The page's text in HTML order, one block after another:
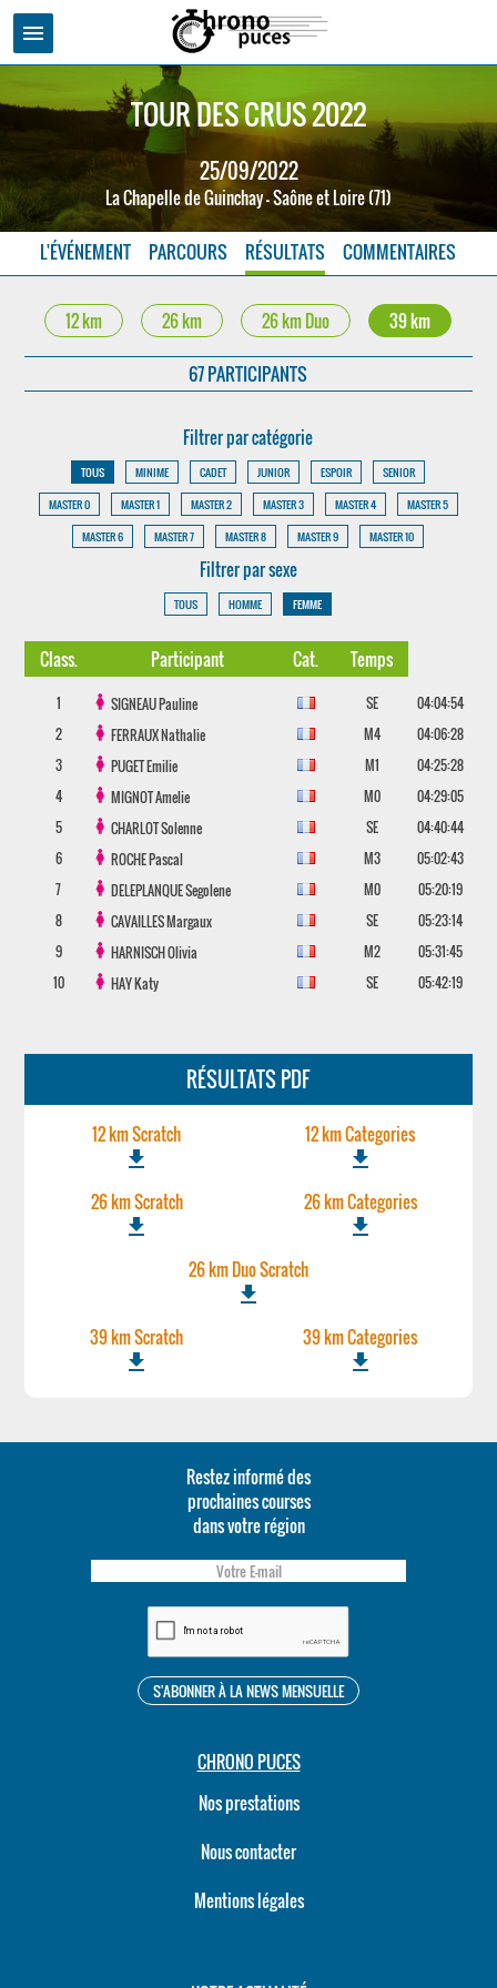
menu
TOUR DES CRUS 2022
25/09/2022
La Chapelle de Guinchay - Saône et Loire (71)
L'ÉVÉNEMENT PARCOURS RÉSULTATS COMMENTAIRES
12 km 26 km 26 km Duo 39 km
67 PARTICIPANTS
Filtrer par catégorie
TOUS MINIME CADET JUNIOR ESPOIR
SENIOR
MASTER 0
MASTER 1 MASTER 2 MASTER 3 MASTER 4
MASTER 5
MASTER 6
MASTER 7 MASTER 8 MASTER 9 MASTER 10
Filtrer par sexe
TOUS HOMME FEMME
Class. Participant Cat. Temps
1 SIGNEAUPauline SE
04:04:54
2
FERRAUXNathalie M4
04:06:28
3
PUGETEmilie M1
04:25:28
4
MIGNOTAmelie M0
04:29:05
5
CHARLOTSolenne SE
04:40:44
6
ROCHEPascal M3
05:02:43
7
DELEPLANQUESegolene M0
05:20:19
8
CAVAILLESMargaux SE
05:23:14
9
HARNISCHOlivia M2
05:31:45
10
HAYKaty SE 05:42:19
RÉSULTATS PDF
12 km Scratch
file_download
12 km Categories
file_download
26 km Scratch
file_download
26 km Categories
file_download
26 km Duo Scratch
file_download
39 km Scratch
file_download
39 km Categories
file_download
Restez informé des
prochaines courses
dans votre région
CHRONO PUCES
Nos prestations
Nous contacter
Mentions légales